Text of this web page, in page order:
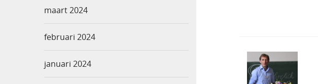
maart 2024
februari 2024
januari 2024